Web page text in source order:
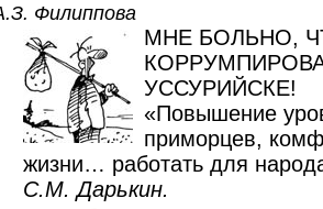
Филиппова
МНЕ БОЛЬНО,
УССУРИЙСКЕ!
«Повышение
приморцев,
жизни… работать для
С.М. Дарькин.